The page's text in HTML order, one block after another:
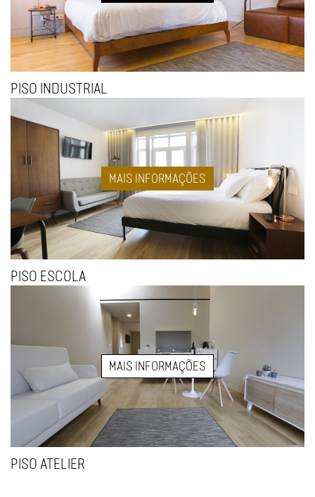
PISO INDUSTRIAL
MAIS INFORMAÇÕES
PISO ESCOLA
MAIS INFORMAÇÕES
PISO ATELIER